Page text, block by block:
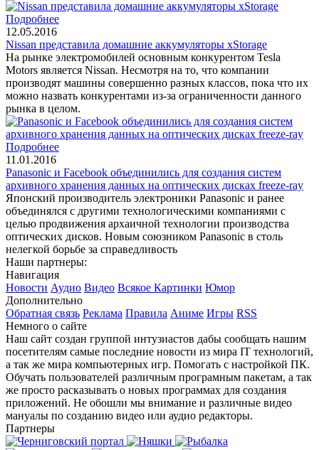
Подробнее
12.05.2016
Nissan представила домашние аккумуляторы xStorage
На рынке электромобилей основным конкурентом Tesla
Motors является Nissan. Несмотря на то, что компании
производят машины совершенно разных классов, пока что их
можно назвать конкурентами из-за ограниченности данного
рынка в целом.
Подробнее
11.01.2016
Panasonic и Facebook объединились для создания систем
архивного хранения данных на оптических дисках freeze-ray
Японский производитель электроники Panasonic и ранее
объединялся с другими технологическими компаниями с
целью продвижения архаичной технологии производства
оптических дисков. Новым союзником Panasonic в столь
нелегкой борьбе за справедливость
Наши партнеры:
Навигация
Новости Аудио Видео Всякое Картинки Юмор
Дополнительно
Обратная связь Реклама Правила Аниме Игры RSS
Немного о сайте
Наш сайт создан группой интузиастов дабы сообщать нашим
посетителям самые последние новости из мира IT технологий,
а так же мира компьютерных игр. Помогать с настройкой ПК.
Обучать пользователей различным програмным пакетам, а так
же просто расказывать о новых программах для создания
приложений. Не обошли мы внимание и различные видео
мануалы по созданию видео или аудио редакторы.
Партнеры